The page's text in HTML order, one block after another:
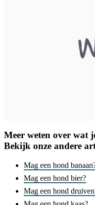
Meer weten over wat
Bekijk onze andere
Mag een hond
Mag een hond bier?
Mag een hond